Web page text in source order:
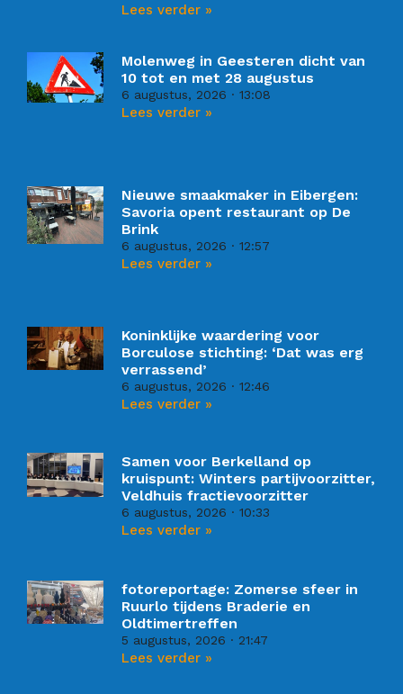
Lees verder »
Molenweg in Geesteren dicht van
10 tot en met 28 augustus
6 augustus, 2026 13:08
Lees verder »
Nieuwe smaakmaker in Eibergen:
Savoria opent restaurant op De
Brink
6 augustus, 2026 12:57
Lees verder »
Koninklijke waardering voor
Borculose stichting: ‘Dat was erg
verrassend’
6 augustus, 2026 12:46
Lees verder »
Samen voor Berkelland op
kruispunt: Winters partijvoorzitter,
Veldhuis fractievoorzitter
6 augustus, 2026 10:33
Lees verder »
fotoreportage: Zomerse sfeer in
Ruurlo tijdens Braderie en
Oldtimertreffen
5 augustus, 2026 21:47
Lees verder »